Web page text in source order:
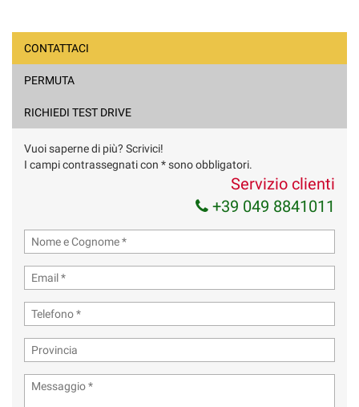
CONTATTACI
PERMUTA
RICHIEDI TEST DRIVE
Vuoi saperne di più? Scrivici!
I campi contrassegnati con * sono obbligatori.
Servizio clienti
+39 049 8841011